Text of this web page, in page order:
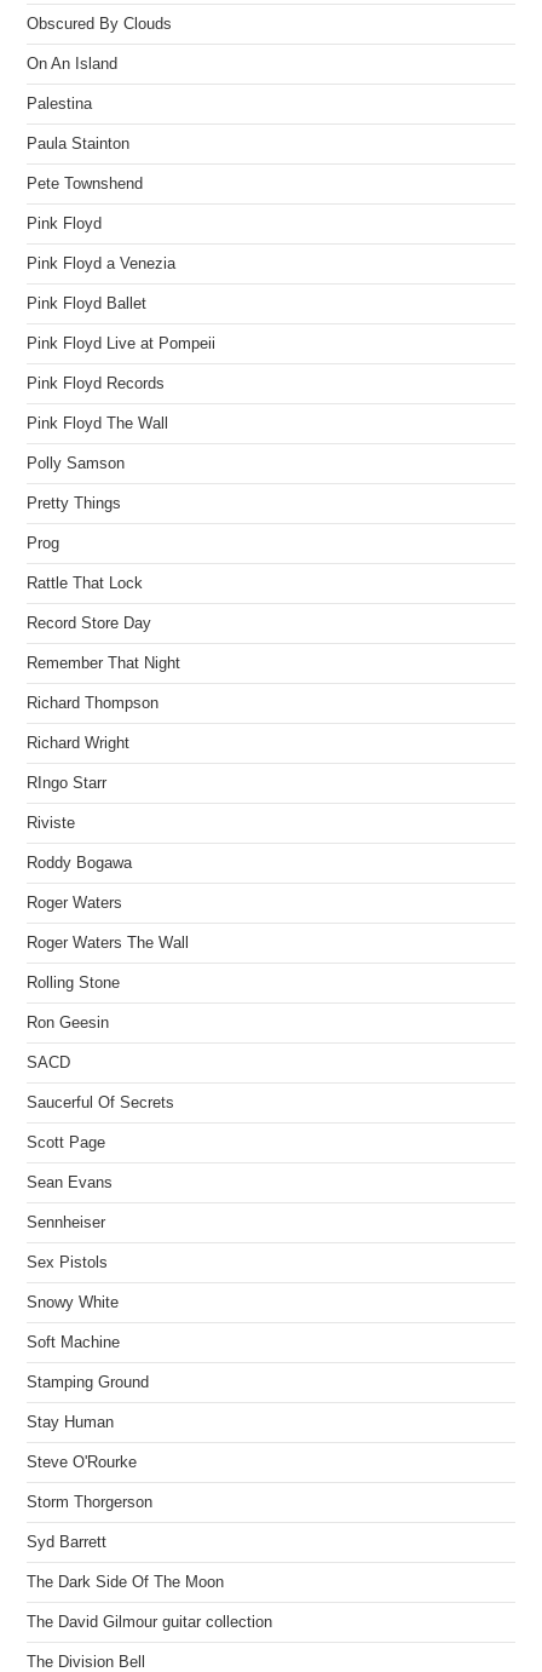
Obscured By Clouds
On An Island
Palestina
Paula Stainton
Pete Townshend
Pink Floyd
Pink Floyd a Venezia
Pink Floyd Ballet
Pink Floyd Live at Pompeii
Pink Floyd Records
Pink Floyd The Wall
Polly Samson
Pretty Things
Prog
Rattle That Lock
Record Store Day
Remember That Night
Richard Thompson
Richard Wright
RIngo Starr
Riviste
Roddy Bogawa
Roger Waters
Roger Waters The Wall
Rolling Stone
Ron Geesin
SACD
Saucerful Of Secrets
Scott Page
Sean Evans
Sennheiser
Sex Pistols
Snowy White
Soft Machine
Stamping Ground
Stay Human
Steve O'Rourke
Storm Thorgerson
Syd Barrett
The Dark Side Of The Moon
The David Gilmour guitar collection
The Division Bell